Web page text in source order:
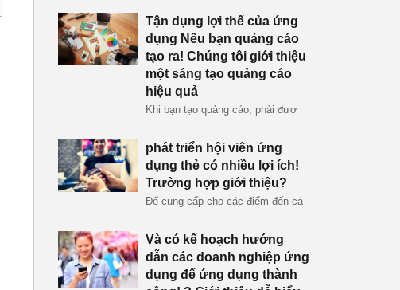
Tận dụng lợi thế của ứng
dụng Nếu bạn quảng cáo
tạo ra! Chúng tôi giới thiệu
một sáng tạo quảng cáo
hiệu quả
Khi bạn tạo quảng cáo, phải đượ
phát triển hội viên ứng
dụng thẻ có nhiều lợi ích!
Trường hợp giới thiệu?
Để cung cấp cho các điểm đến cá
Và có kế hoạch hướng
dẫn các doanh nghiệp ứng
dụng để ứng dụng thành